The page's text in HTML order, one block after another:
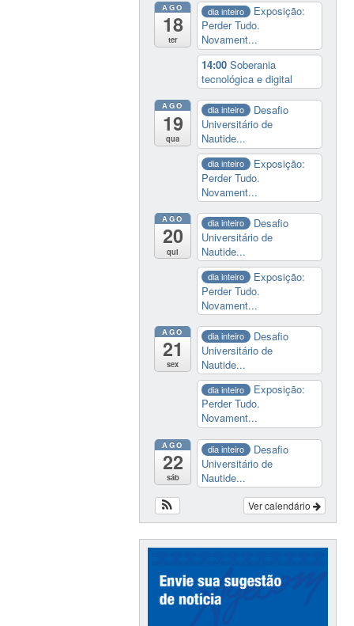
AGO
18
ter
dia inteiro
Exposição:
Perder Tudo.
Novament...
14:00Soberania
tecnológica e digital
AGO
19
qua
dia inteiro
Desafio
Universitário de
Nautide...
dia inteiro
Exposição:
Perder Tudo.
Novament...
AGO
20
qui
dia inteiro
Desafio
Universitário de
Nautide...
dia inteiro
Exposição:
Perder Tudo.
Novament...
AGO
21
sex
dia inteiro
Desafio
Universitário de
Nautide...
dia inteiro
Exposição:
Perder Tudo.
Novament...
AGO
22
sáb
dia inteiro
Desafio
Universitário de
Nautide...
Ver calendário